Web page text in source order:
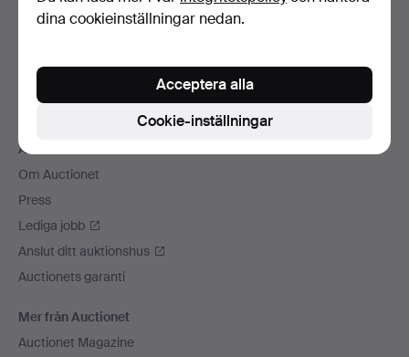
Kontakta support
Sociala medier
Auctionet
Om Auctionet
Press
Lediga jobb
Anslut ditt auktionshus
Auctionets garanti
Mer från Auctionet
Auctionet Magazine
dina cookieinställningar nedan.
Cookie-inställningar
Acceptera alla